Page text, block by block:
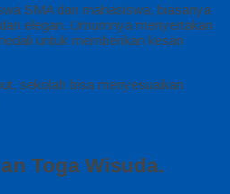
SMA dan mahasiswa, biasanya
elegan. Umumnya menyertakan
untuk memberikan kesan
sekolah bisa menyesuaikan
Toga Wisuda.